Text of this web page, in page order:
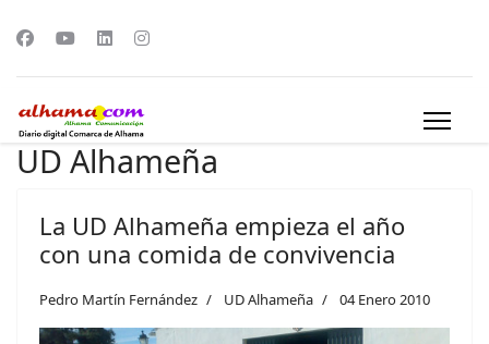
UD Alhameña
La UD Alhameña empieza el año
con una comida de convivencia
Pedro Martín Fernández UD Alhameña 04 Enero 2010